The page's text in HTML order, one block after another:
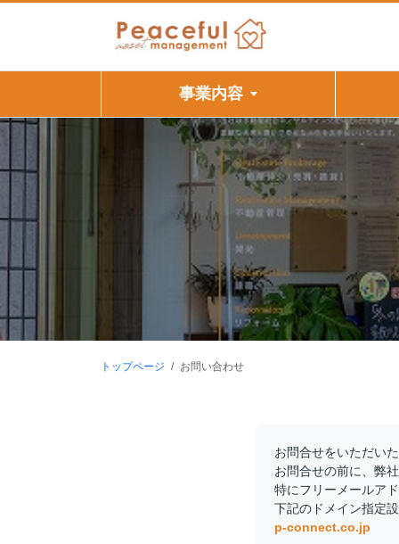
事業内容
トップページ お問い合わせ
お問合せをいただい
お問合せの前に、弊
特にフリーメールア
下記のドメイン指定
p-connect.co.jp